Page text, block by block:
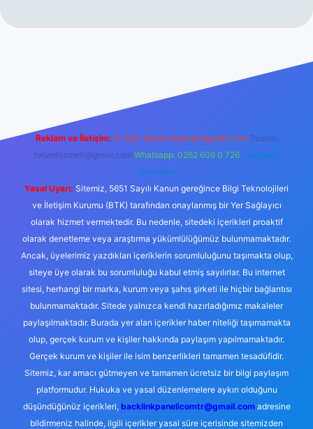
Reklam ve İletişim: E-mail: backlinkpaneli@gmail.com Teams:
forumhizmeti@gmail.com Whatsapp: 0262 606 0 726 Telegram:
@karabul
Yasal Uyarı: Sitemiz, 5651 Sayılı Kanun gereğince Bilgi Teknolojileri
ve İletişim Kurumu (BTK) tarafından onaylanmış bir Yer Sağlayıcı
olarak hizmet vermektedir. Bu nedenle, sitedeki içerikleri proaktif
olarak denetleme veya araştırma yükümlülüğümüz bulunmamaktadır.
Ancak, üyelerimiz yazdıkları içeriklerin sorumluluğunu taşımakta olup,
siteye üye olarak bu sorumluluğu kabul etmiş sayılırlar. Bu internet
sitesi, herhangi bir marka, kurum veya şahıs şirketi ile hiçbir bağlantısı
bulunmamaktadır. Sitede yalnızca kendi hazırladığımız makaleler
paylaşılmaktadır. Burada yer alan içerikler haber niteliği taşımamakta
olup, gerçek kurum ve kişiler hakkında paylaşım yapılmamaktadır.
Gerçek kurum ve kişiler ile isim benzerlikleri tamamen tesadüfidir.
Sitemiz, kar amacı gütmeyen ve tamamen ücretsiz bir bilgi paylaşım
platformudur. Hukuka ve yasal düzenlemelere aykırı olduğunu
düşündüğünüz içerikleri, backlinkpanelicomtr@gmail.comadresine
bildirmeniz halinde, ilgili içerikler yasal süre içerisinde sitemizden